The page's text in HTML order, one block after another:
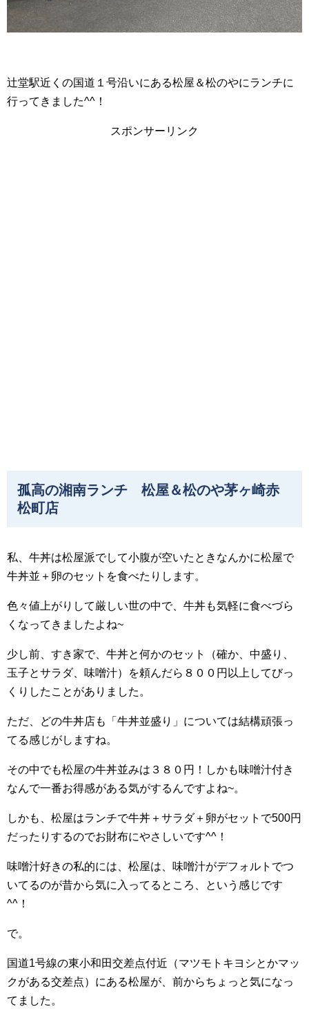
辻堂駅近くの国道１号沿いにある松屋＆松のやにランチに
行ってきました^^！
スポンサーリンク
孤高の湘南ランチ 松屋＆松のや茅ヶ崎赤
松町店
私、牛丼は松屋派でして小腹が空いたときなんかに松屋で
牛丼並＋卵のセットを食べたりします。
色々値上がりして厳しい世の中で、牛丼も気軽に食べづら
くなってきましたよね~
少し前、すき家で、牛丼と何かのセット（確か、中盛り、
玉子とサラダ、味噌汁）を頼んだら８００円以上してびっ
くりしたことがありました。
ただ、どの牛丼店も「牛丼並盛り」については結構頑張っ
てる感じがしますね。
その中でも松屋の牛丼並みは３８０円！しかも味噌汁付き
なんで一番お得感がある気がするんですよね~。
しかも、松屋はランチで牛丼＋サラダ＋卵がセットで500円
だったりするのでお財布にやさしいです^^！
味噌汁好きの私的には、松屋は、味噌汁がデフォルトでつ
いてるのが昔から気に入ってるところ、という感じです
^^！
で。
国道1号線の東小和田交差点付近（マツモトキヨシとかマッ
クがある交差点）にある松屋が、前からちょっと気になっ
てました。